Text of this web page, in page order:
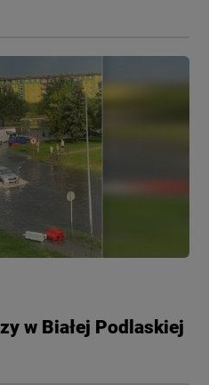
w Białej Podlaskiej